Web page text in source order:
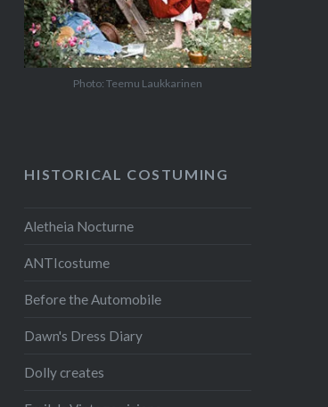
Photo: Teemu Laukkarinen
HISTORICAL COSTUMING
Aletheia Nocturne
ANTIcostume
Before the Automobile
Dawn's Dress Diary
Dolly creates